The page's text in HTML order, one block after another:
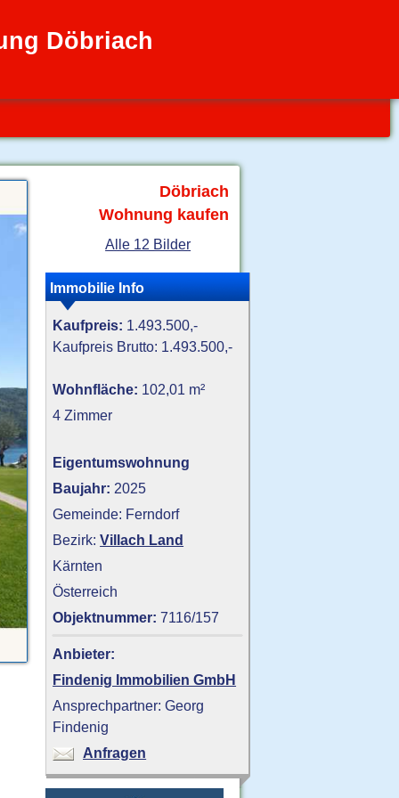
Döbriach
Döbriach
Wohnung kaufen
Alle 12 Bilder
Immobilie Info
Kaufpreis: 1.493.500,-
Kaufpreis Brutto: 1.493.500,-
Wohnfläche: 102,01 m²
4 Zimmer
Eigentumswohnung
Baujahr: 2025
Gemeinde: Ferndorf
Bezirk:Villach Land
Kärnten
Österreich
Objektnummer: 7116/157
Anbieter:
Findenig Immobilien GmbH
Ansprechpartner: Georg
Findenig
Anfragen